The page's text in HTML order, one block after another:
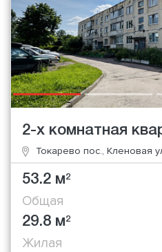
2-х комнатная
Токарево пос., Кленовая
53.2 м2
Общая
29.8 м2
Жилая